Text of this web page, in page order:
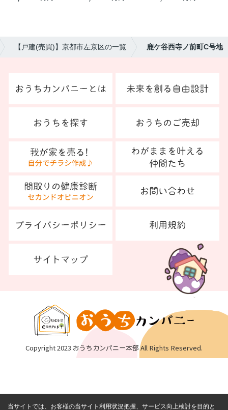
【戸建(売買)】京都市左京区の一覧 鹿ケ谷西寺ノ前町C号地
Copyright 2023 おうちカンパニー本部 All Rights Reserved.
当サイトでは、お客様の当サイト利用状況把握、サービス向上検討を目的と